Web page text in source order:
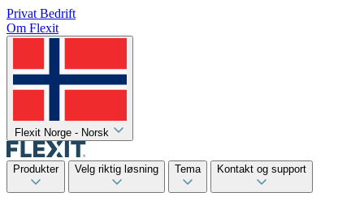
Privat Bedrift
Om Flexit
Flexit Norge - Norsk
Produkter Velg riktig løsning Tema Kontakt og support